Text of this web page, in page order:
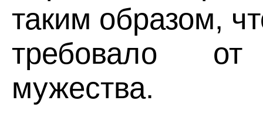
таким образом,
требовало
мужества.